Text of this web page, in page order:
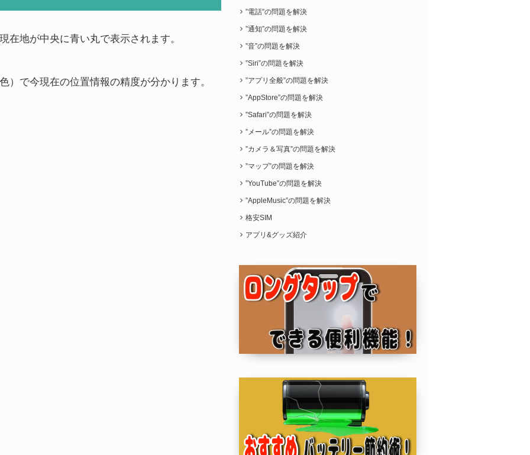
在地が中央に青い丸で表示されます。
）で今現在の位置情報の精度が分かります。
”電話”の問題を解決
”通知”の問題を解決
”音”の問題を解決
”Siri”の問題を解決
”アプリ全般”の問題を解決
”AppStore”の問題を解決
”Safari”の問題を解決
”メール”の問題を解決
”カメラ＆写真”の問題を解決
”マップ”の問題を解決
”YouTube”の問題を解決
”AppleMusic”の問題を解決
格安SIM
アプリ&グッズ紹介